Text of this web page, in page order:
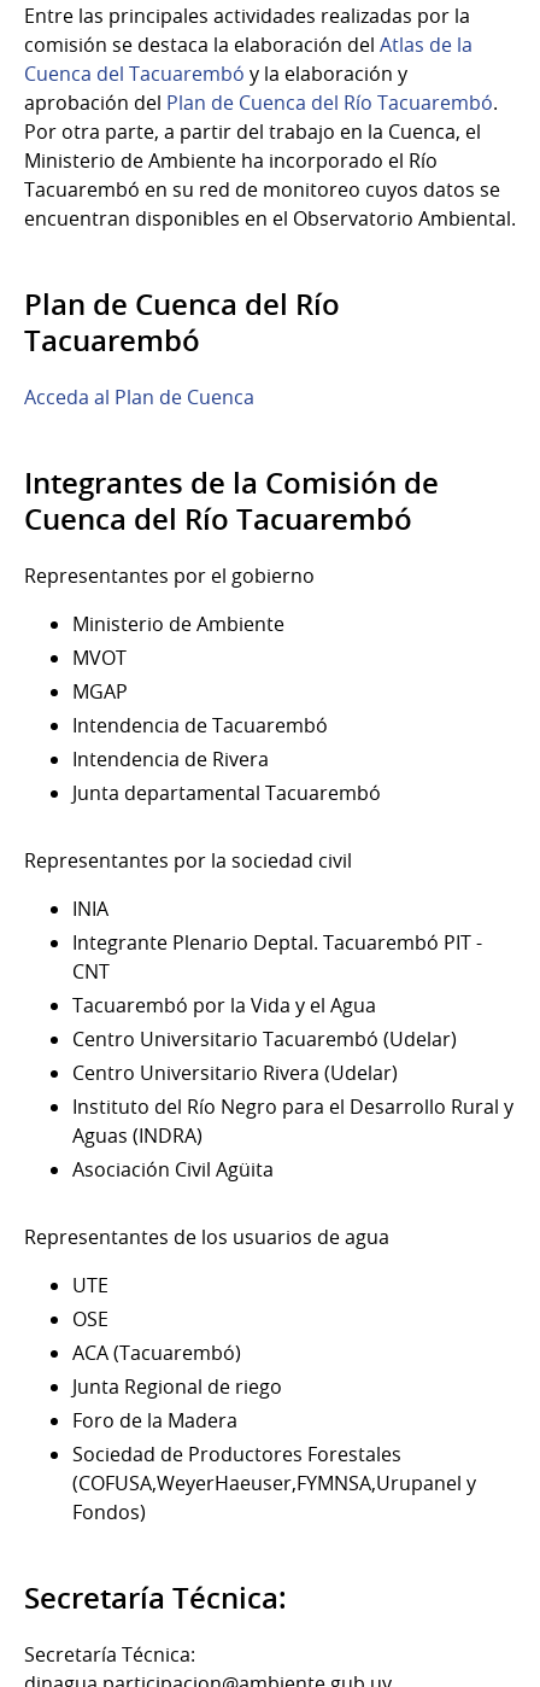
Entre las principales actividades realizadas por la
comisión se destaca la elaboración del Atlas de la
Cuenca del Tacuarembó y la elaboración y
aprobación del Plan de Cuenca del Río Tacuarembó.
Por otra parte, a partir del trabajo en la Cuenca, el
Ministerio de Ambiente ha incorporado el Río
Tacuarembó en su red de monitoreo cuyos datos se
encuentran disponibles en el Observatorio Ambiental.
Plan de Cuenca del Río
Tacuarembó
Acceda al Plan de Cuenca
Integrantes de la Comisión de
Cuenca del Río Tacuarembó
Representantes por el gobierno
Ministerio de Ambiente
MVOT
MGAP
Intendencia de Tacuarembó
Intendencia de Rivera
Junta departamental Tacuarembó
Representantes por la sociedad civil
INIA
Integrante Plenario Deptal. Tacuarembó PIT -
CNT
Tacuarembó por la Vida y el Agua
Centro Universitario Tacuarembó (Udelar)
Centro Universitario Rivera (Udelar)
Instituto del Río Negro para el Desarrollo Rural y
Aguas (INDRA)
Asociación Civil Agüita
Representantes de los usuarios de agua
UTE
OSE
ACA (Tacuarembó)
Junta Regional de riego
Foro de la Madera
Sociedad de Productores Forestales
(COFUSA,WeyerHaeuser,FYMNSA,Urupanel y
Fondos)
Secretaría Técnica:
Secretaría Técnica: